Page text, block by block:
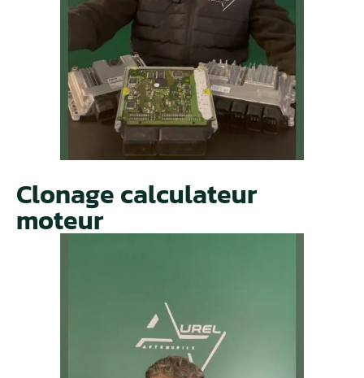
Clonage calculateur
moteur